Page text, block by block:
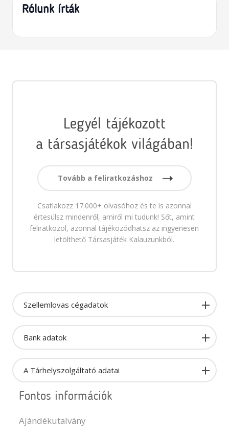
Rólunk írták
Legyél tájékozott
a társasjátékok világában!
Tovább a feliratkozáshoz
Csatlakozz 17.000+ olvasóhoz és te is azonnal
értesülsz mindenről, amiről mi tudunk! Sőt, amint
feliratkozol, azonnal tájékozódhatsz az ingyenesen
letölthető Társasjáték Kalauzunkból.
Szellemlovas cégadatok
Bank adatok
A Tárhelyszolgáltató adatai
Fontos információk
Ajándékutalvány